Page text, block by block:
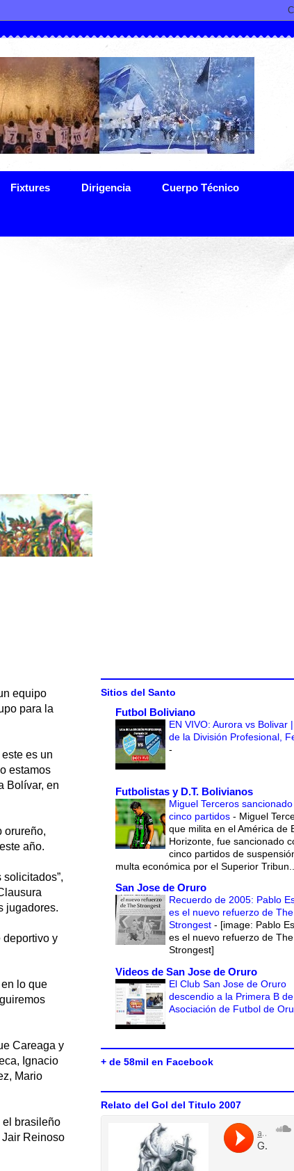
Fixtures Dirigencia Cuerpo Técnico
equipo
para la
es un
estamos
Bolívar, en
orureño,
año.
jugadores.
deportivo y
lo que
Careaga y
Ignacio
Mario
el brasileño
Reinoso
Sitios del Santo
Futbol Boliviano
EN VIVO: Aurora vs Bolivar
de la División Profesional,
-
Futbolistas y D.T. Bolivianos
Miguel Terceros
cinco partidos - Miguel
que milita en el América de
Horizonte, fue sancionado
cinco partidos de
multa económica por el Superior
San Jose de Oruro
Recuerdo de 2005: Pablo
es el nuevo refuerzo de The
Strongest - [image: Pablo
es el nuevo refuerzo de The
Strongest]
Videos de San Jose de Oruro
El Club San Jose de Oruro
descendio a la Primera B
Asociación de Futbol de
+ de 58mil en Facebook
Relato del Gol del Titulo 2007